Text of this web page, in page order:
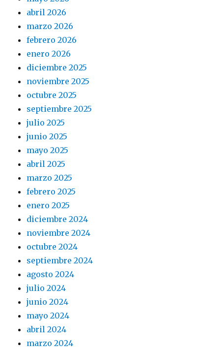
abril 2026
marzo 2026
febrero 2026
enero 2026
diciembre 2025
noviembre 2025
octubre 2025
septiembre 2025
julio 2025
junio 2025
mayo 2025
abril 2025
marzo 2025
febrero 2025
enero 2025
diciembre 2024
noviembre 2024
octubre 2024
septiembre 2024
agosto 2024
julio 2024
junio 2024
mayo 2024
abril 2024
marzo 2024